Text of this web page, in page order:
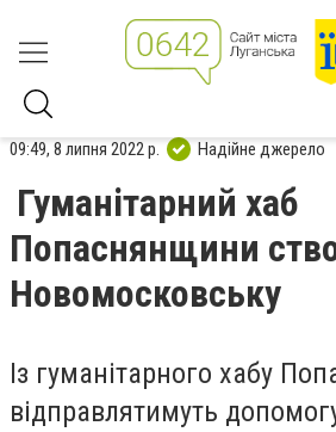
09:49, 8 липня 2022 р. Надійне джерело
Гуманітарний хаб
Попаснянщини
Новомосковську
Із гуманітарного хабу
відправлятимуть